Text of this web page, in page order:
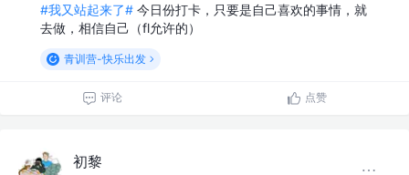
#我又站起来了# 今日份打卡，只要是自己喜欢的事情，就
去做，相信自己（fl允许的）
青训营-快乐出发
评论 点赞
初黎